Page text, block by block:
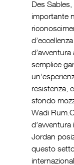
Des
importante
semplice
resistenza,
sfondo
Wadi
Jordan
questo